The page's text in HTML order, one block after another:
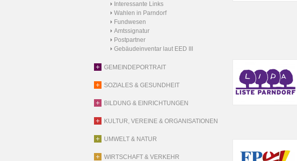
Interessante Links
Wahlen in Parndorf
Fundwesen
Amtssignatur
Postpartner
Gebäudeinventar laut EED III
GEMEINDEPORTRAIT
SOZIALES & GESUNDHEIT
BILDUNG & EINRICHTUNGEN
KULTUR, VEREINE & ORGANISATIONEN
UMWELT & NATUR
WIRTSCHAFT & VERKEHR